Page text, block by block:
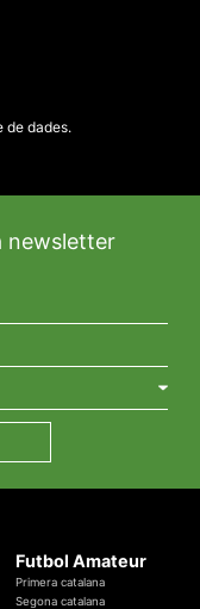
de dades.
newsletter
Futbol Amateur
Primera catalana
Segona catalana